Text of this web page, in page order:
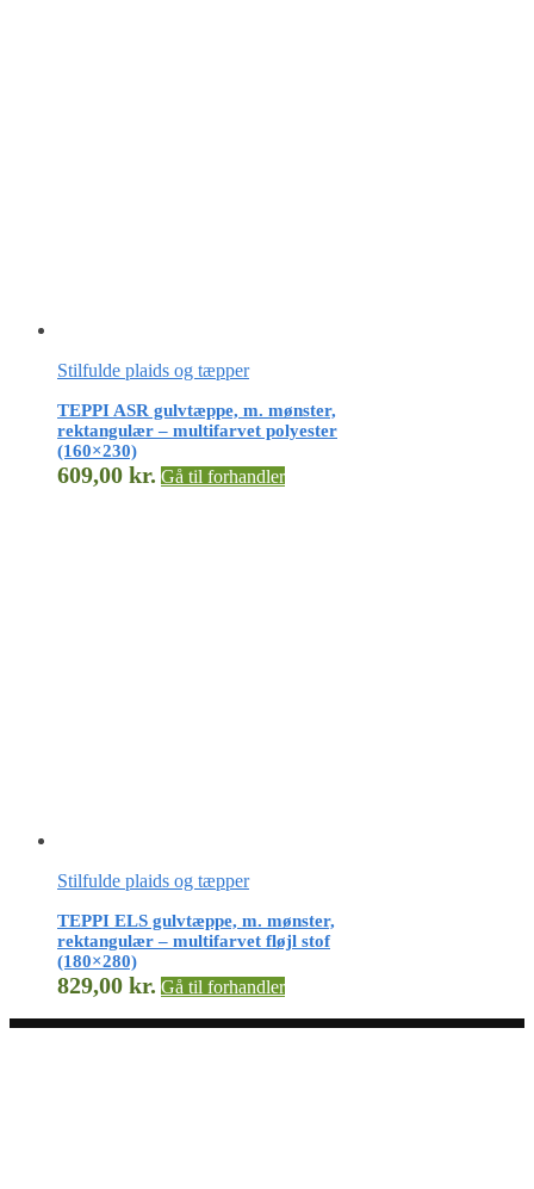
Stilfulde plaids og tæpper
TEPPI ASR gulvtæppe, m. mønster,
rektangulær – multifarvet polyester
(160×230)
609,00 kr. Gå til forhandler
Stilfulde plaids og tæpper
TEPPI ELS gulvtæppe, m. mønster,
rektangulær – multifarvet fløjl stof
(180×280)
829,00 kr. Gå til forhandler